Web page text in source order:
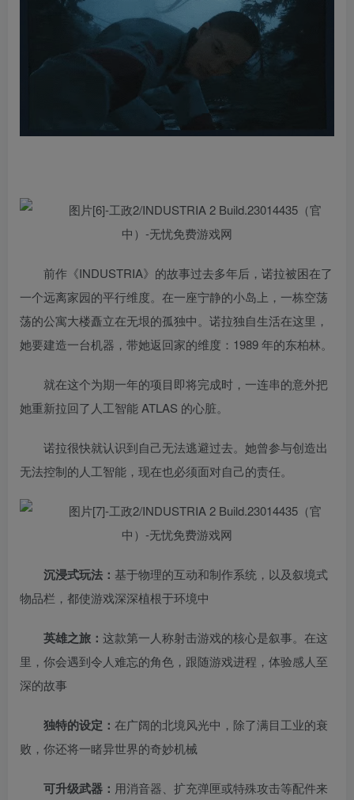
前作《INDUSTRIA》的故事过去多年后，诺拉被困在了
一个远离家园的平行维度。在一座宁静的小岛上，一栋空荡
荡的公寓大楼矗立在无垠的孤独中。诺拉独自生活在这里，
她要建造一台机器，带她返回家的维度：1989 年的东柏林。
就在这个为期一年的项目即将完成时，一连串的意外把
她重新拉回了人工智能 ATLAS 的心脏。
诺拉很快就认识到自己无法逃避过去。她曾参与创造出
无法控制的人工智能，现在也必须面对自己的责任。
沉浸式玩法： 基于物理的互动和制作系统，以及叙境式
物品栏，都使游戏深深植根于环境中
英雄之旅： 这款第一人称射击游戏的核心是叙事。在这
里，你会遇到令人难忘的角色，跟随游戏进程，体验感人至
深的故事
独特的设定： 在广阔的北境风光中，除了满目工业的衰
败，你还将一睹异世界的奇妙机械
可升级武器： 用消音器、扩充弹匣或特殊攻击等配件来